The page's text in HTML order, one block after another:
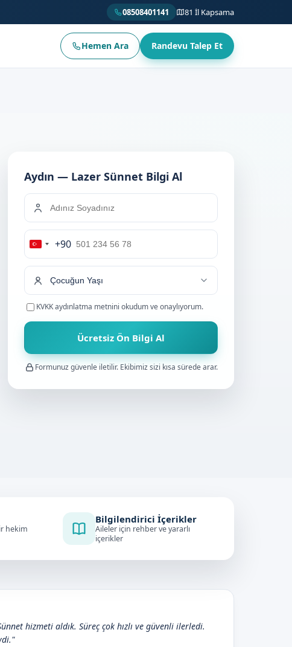
08508401141 81 İl Kapsama
Hemen Ara Randevu Talep Et
Aydın — Lazer Sünnet Bilgi Al
Turkey
+90
+90
KVKK aydınlatma metnini okudum ve onaylıyorum.
Ücretsiz Ön Bilgi Al
Formunuz güvenle iletilir. Ekibimiz sizi kısa sürede arar.
hekim
Bilgilendirici İçerikler
Aileler için rehber ve yararlı
içerikler
hizmeti aldık. Süreç çok hızlı ve güvenli ilerledi.